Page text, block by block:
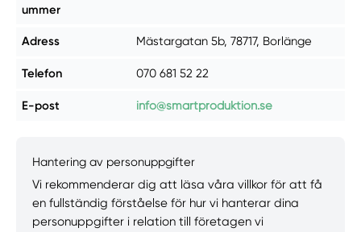
ummer
Adress Mästargatan 5b, 78717, Borlänge
Telefon 070 681 52 22
E-post info@smartproduktion.se
Hantering av personuppgifter
Vi rekommenderar dig att läsa våra villkor för att få
en fullständig förståelse för hur vi hanterar dina
personuppgifter i relation till företagen vi